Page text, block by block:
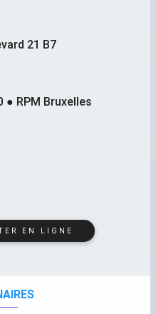
21 B7
● RPM Bruxelles
EN LIGNE